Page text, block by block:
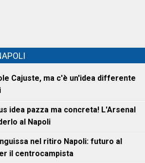
Cajuste, ma c'è un'idea differente
idea pazza ma concreta! L'Arsenal
al Napoli
nel ritiro Napoli: futuro al
il centrocampista